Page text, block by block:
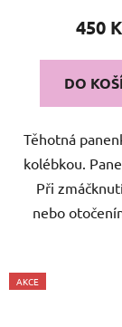
450
DO
Těhotná
kolébkou.
Při
nebo
AKCE